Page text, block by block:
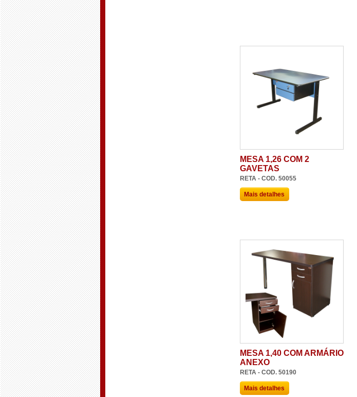
MESA 1,26 COM 2
GAVETAS
RETA - COD. 50055
Mais detalhes
MESA 1,40 COM ARMÁRIO
ANEXO
RETA - COD. 50190
Mais detalhes